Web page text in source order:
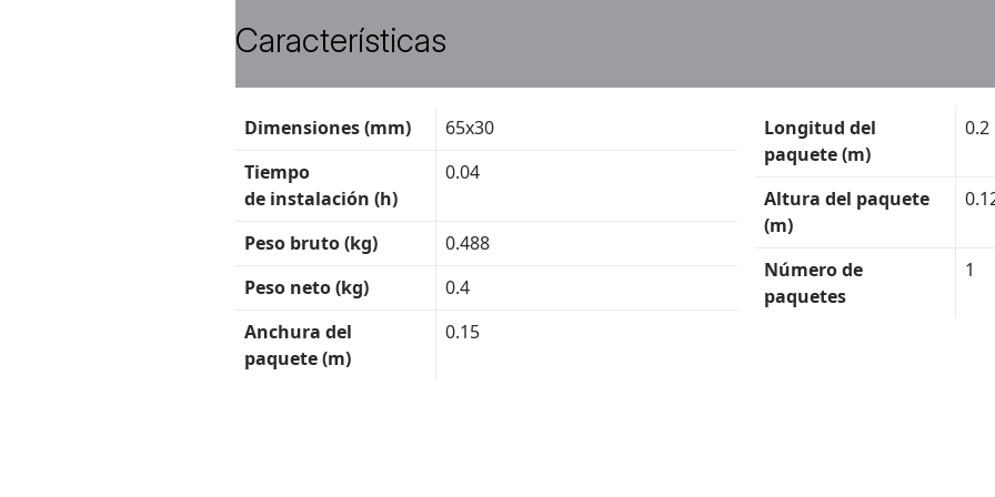
Características
técnica
Dimensiones (mm)
65x30
Tiempo
de instalación (h)
0.04
Peso bruto (kg)
0.488
Peso neto (kg)
0.4
Anchura del
paquete (m)
0.15
Longitud del
paquete (m)
0.2
Altura del paquete
(m)
Número de
paquetes
1